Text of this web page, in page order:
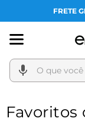
FRETE
O que você